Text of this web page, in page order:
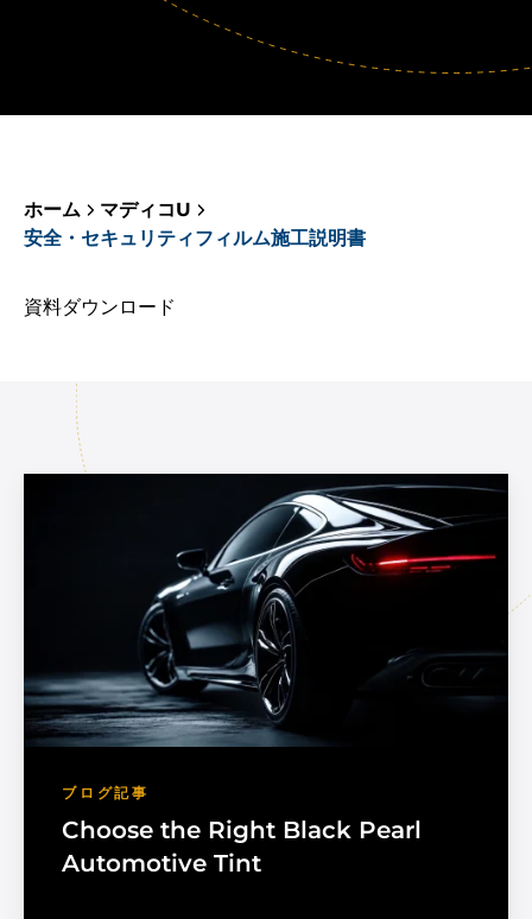
ホーム
マディコU
安全・セキュリティフィルム施工説明書
資料ダウンロード
ブログ記事
Choose the Right Black Pearl
Automotive Tint